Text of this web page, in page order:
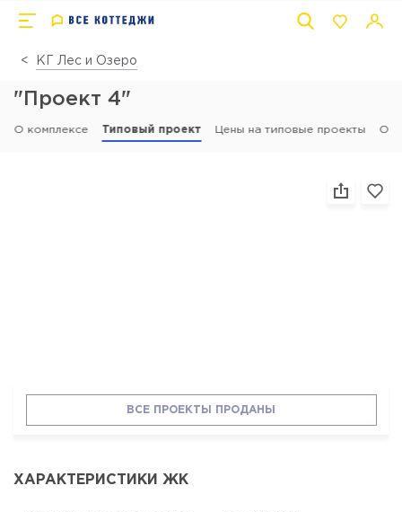
КГ Лес и Озеро
"Проект 4"
О комплексе Типовый проект Цены на типовые проекты
ВСЕ ПРОЕКТЫ ПРОДАНЫ
ХАРАКТЕРИСТИКИ ЖК